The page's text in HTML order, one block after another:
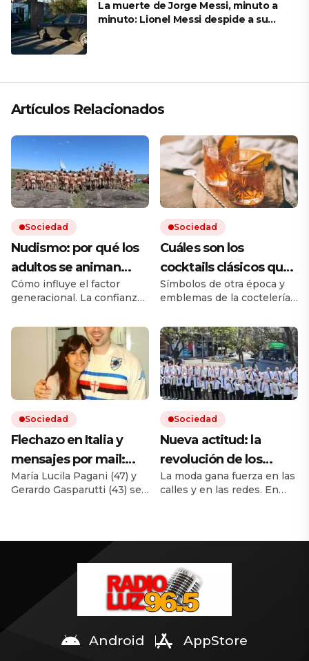
La muerte de Jorge Messi, minuto a
minuto: Lionel Messi despide a su
Artículos Relacionados
Sociedad
Nudismo: por qué los
adultos se animan
más que los jóvenes
Cómo influye el factor
generacional. La confianza,
de las redes en la era de los
Sociedad
Cuáles son los
cocktails clásicos que
resisten en las barras
Símbolos de otra época y
emblemas de la coctelería,
y de identidad. Los
imperdibles y dónde se los
puede probar.
Sociedad
Flechazo en Italia y
mensajes por mail:
cómo empezó la
historia de amor entre
María Lucila Pagani (47) y
Gerardo Gasparutti (43) se
círculo de la mujer sobre
Sociedad
Nueva actitud: la
revolución de los
pelados orgullosos
La moda gana fuerza en las
calles y en las redes. En
más calvos lo encabeza
¿Argentina? Está 43 a nivel
global.
Android AppStore